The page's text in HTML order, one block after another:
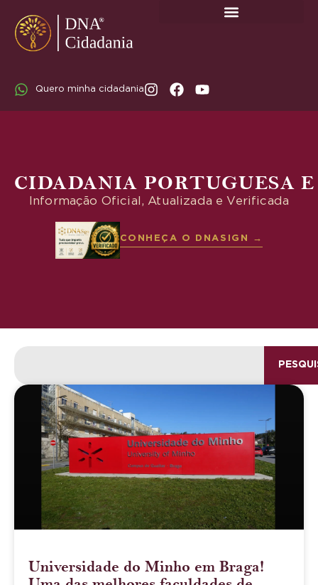
Quero minha cidadania
CIDADANIA PORTUGUESA
Informação Oficial, Atualizada e Verificada
CONHEÇA O DNASIGN →
Universidade do Minho em Braga!